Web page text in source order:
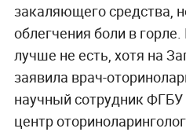
закаляющего средства,
облегчения боли в
лучше не есть, хотя на
заявила врач-
научный сотрудник
центр